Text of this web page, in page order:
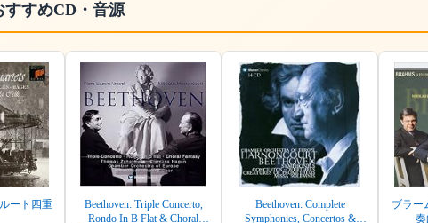
すすめCD・音源
ート四重
Beethoven: Triple Concerto,
Rondo In B Flat & Choral
Beethoven: Complete
Symphonies, Concertos &
ブラー